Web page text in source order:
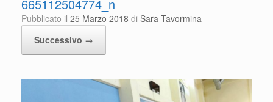
665112504774_n
Pubblicato il 25 Marzo 2018 di Sara Tavormina
Successivo →